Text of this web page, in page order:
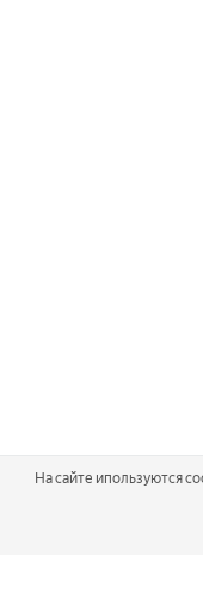
На сайте ипользуются